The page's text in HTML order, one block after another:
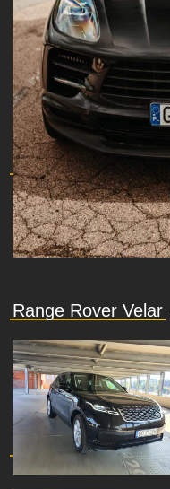
Range Rover Velar